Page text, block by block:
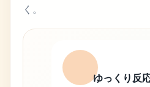
く。
ゆっくり反